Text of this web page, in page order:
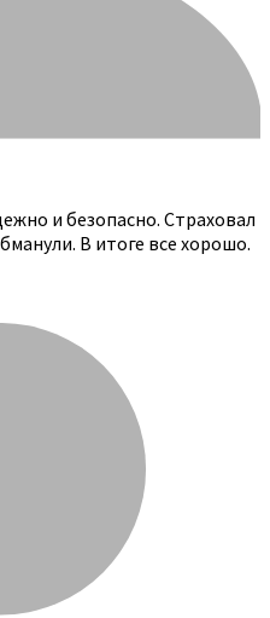
и безопасно. Страховал
В итоге все хорошо.